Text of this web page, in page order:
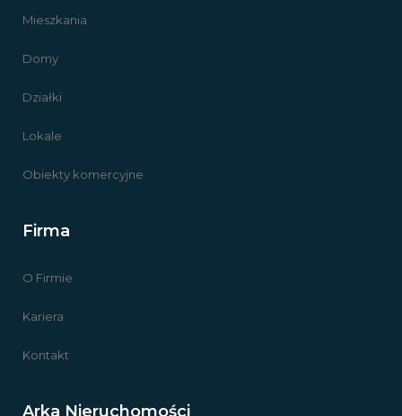
Mieszkania
Domy
Działki
Lokale
Obiekty komercyjne
Firma
O Firmie
Kariera
Kontakt
Arka Nieruchomości